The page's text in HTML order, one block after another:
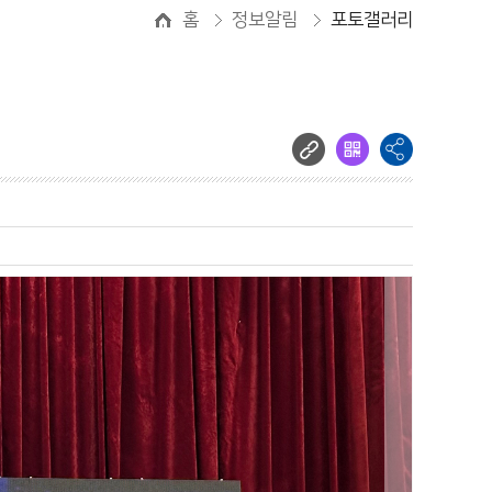
홈 정보알림 포토갤러리